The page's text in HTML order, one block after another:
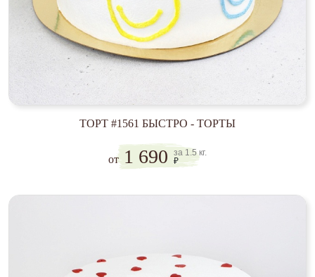
ТОРТ #1561 БЫСТРО - ТОРТЫ
от1 690
за 1.5 кг.
₽